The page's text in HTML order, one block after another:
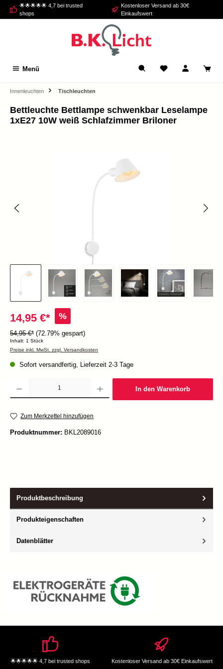
springen
🌟🌟🌟🌟🌟 4,7 bei trusted
shops
Kostenloser Versand ab 30€
Einkaufswert
Menü
Innenleuchten Tischleuchten
Bettleuchte Bettlampe schwenkbar Leselampe
1xE27 10W weiß Schlafzimmer Briloner
14,95 €* %
54,95 €* (72.79% gespart)
Inhalt: 1 Stück
Preise inkl. MwSt. zzgl. Versandkosten
Sofort versandfertig, Lieferzeit 2-3 Tage
Produkt Anzahl: Gib den gewünschten Wert ein oder benutze die Schaltflächen um die
In den Warenkorb
Zum Merkzettel hinzufügen
Produktnummer: BKL2089016
Produktbeschreibung
Produkteigenschaften
Datenblätter
🌟🌟🌟🌟🌟 4,7 bei trusted shops Kostenloser Versand ab 30€ Einkaufswert